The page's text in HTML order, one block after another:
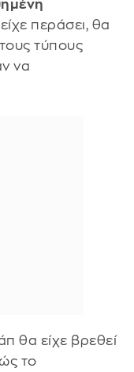
περάσει, θα
τύπους
να
θα είχε βρεθεί
το